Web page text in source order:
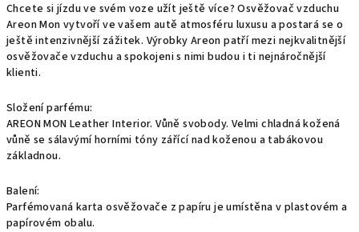
Chcete si jízdu ve svém voze užít ještě více? Osvěžovač vzduchu
Areon Mon vytvoří ve vašem autě atmosféru luxusu a postará se o
ještě intenzivnější zážitek. Výrobky Areon patří mezi nejkvalitnější
osvěžovače vzduchu a spokojeni s nimi budou i ti nejnáročnější
klienti.
Složení parfému:
AREON MON Leather Interior. Vůně svobody. Velmi chladná kožená
vůně se sálavýmí horními tóny zářící nad koženou a tabákovou
základnou.
Balení:
Parfémovaná karta osvěžovače z papíru je umístěna v plastovém a
papírovém obalu.